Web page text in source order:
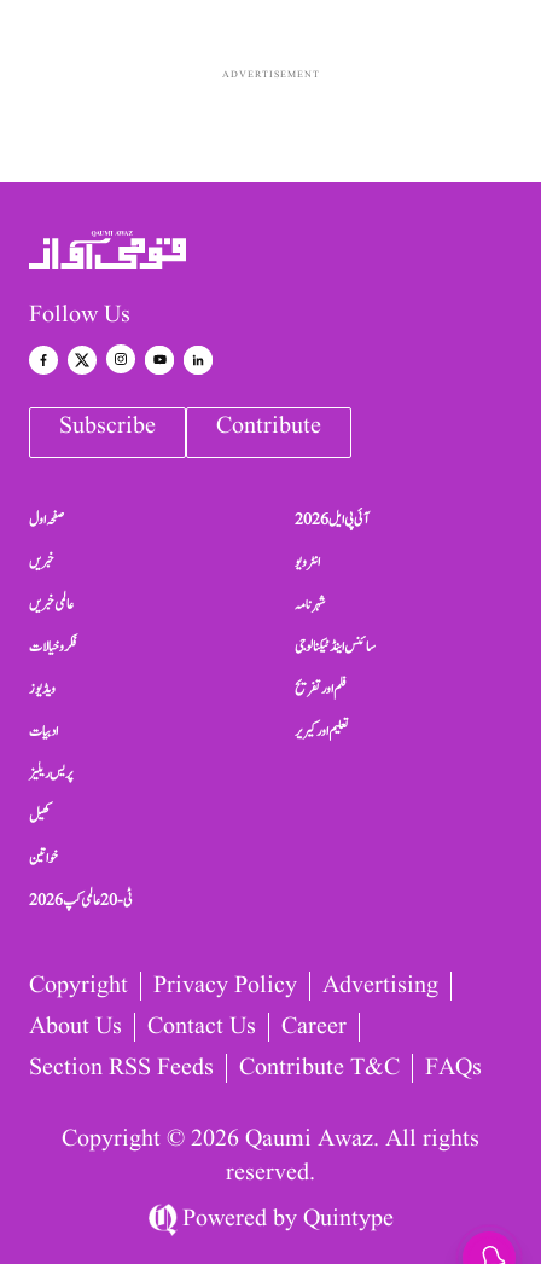
ADVERTISEMENT
Follow Us
Subscribe Contribute
صفحہ اول
خبریں
عالمی خبریں
فکر و خیالات
ویڈیوز
ادبیات
پریس ریلیز
کھیل
خواتین
ٹی-20 عالمی کپ 2026
آئی پی ایل 2026
انٹرویو
شہرنامہ
سائنس اینڈ ٹیکنالوجی
فلم اور تفریح
تعلیم اور کیریر
Copyright Privacy Policy
Advertising
About Us
Contact Us
Career
Section RSS Feeds
Contribute T&C FAQs
Copyright © 2026 Qaumi Awaz. All rights
reserved.
Powered byQuintype